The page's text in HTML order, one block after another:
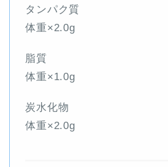
タンパク質
体重×2.0g
脂質
体重×1.0g
炭水化物
体重×2.0g